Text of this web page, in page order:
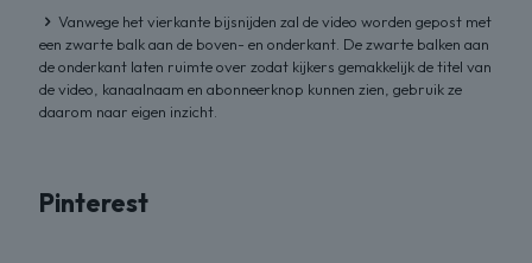
Vanwege het vierkante bijsnijden zal de video worden gepost met
een zwarte balk aan de boven- en onderkant. De zwarte balken aan
de onderkant laten ruimte over zodat kijkers gemakkelijk de titel van
de video, kanaalnaam en abonneerknop kunnen zien, gebruik ze
daarom naar eigen inzicht.
Pinterest